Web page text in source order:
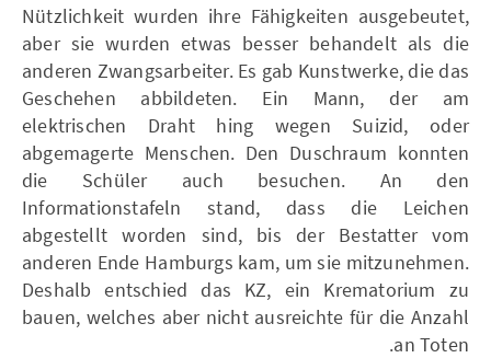
Nützlichkeit wurden ihre Fähigkeiten ausgebeutet,
aber sie wurden etwas besser behandelt als die
anderen Zwangsarbeiter. Es gab Kunstwerke, die das
Geschehen abbildeten. Ein Mann, der am
elektrischen Draht hing wegen Suizid, oder
abgemagerte Menschen. Den Duschraum konnten
die Schüler auch besuchen. An den
Informationstafeln stand, dass die Leichen
abgestellt worden sind, bis der Bestatter vom
anderen Ende Hamburgs kam, um sie mitzunehmen.
Deshalb entschied das KZ, ein Krematorium zu
bauen, welches aber nicht ausreichte für die Anzahl
an Toten.